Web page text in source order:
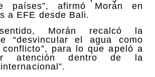
países”, afirmó Morán en
a EFE desde Bali.
Morán recalcó la
“desvincular el agua como
para lo que apeló a
atención dentro de la